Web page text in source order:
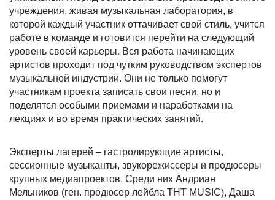
учреждения, живая музыкальная лаборатория, в
которой каждый участник оттачивает свой стиль, учится
работе в команде и готовится перейти на следующий
уровень своей карьеры. Вся работа начинающих
артистов проходит под чутким руководством экспертов
музыкальной индустрии. Они не только помогут
участникам проекта записать свои песни, но и
поделятся особыми приемами и наработками на
лекциях и во время практических занятий.
Эксперты лагерей – гастролирующие артисты,
сессионные музыканты, звукорежиссеры и продюсеры
крупных медиапроектов. Среди них Андриан
Мельников (ген. продюсер лейбла ТНТ MUSIC), Даша